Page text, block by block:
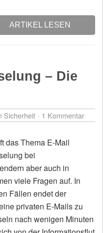
ARTIKEL LESEN
– Die
Sicherheit 1 Kommentar
das Thema E-Mail
bei
aber auch in
viele Fragen auf. In
Fällen endet der
privaten E-Mails zu
nach wenigen Minuten